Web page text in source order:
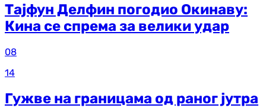
Тајфун Делфин погодио Окинаву:
Кина се спрема за велики удар
08
14
Гужве на границама од раног јутра